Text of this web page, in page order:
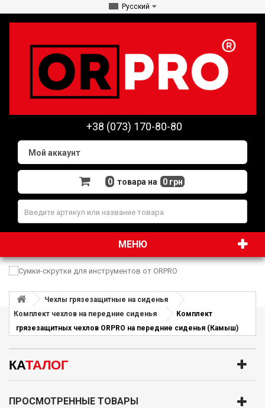
Русский
+38 (073) 170-80-80
Мой аккаунт
0 товара на 0 грн
МЕНЮ
Чехлы грязезащитные на сиденья
Комплект чехлов на передние сиденья
Комплект
грязезащитных чехлов ORPRO на передние сиденья (Камыш)
КАТАЛОГ
ПРОСМОТРЕННЫЕ ТОВАРЫ